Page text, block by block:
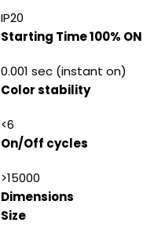
IP20
Starting Time 100% ON
0.001 sec (instant on)
Color stability
<6
On/Off cycles
>15000
Dimensions
Size